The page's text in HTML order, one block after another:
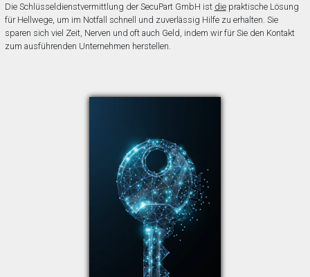
Die Schlüsseldienstvermittlung der SecuPart GmbH ist diepraktische Lösung
für Hellwege, um im Notfall schnell und zuverlässig Hilfe zu erhalten. Sie
sparen sich viel Zeit, Nerven und oft auch Geld, indem wir für Sie den Kontakt
zum ausführenden Unternehmen herstellen.